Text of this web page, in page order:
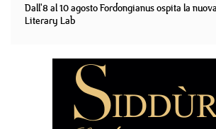
Dall'8 al 10 agosto Fordongianus ospita la
Literary Lab